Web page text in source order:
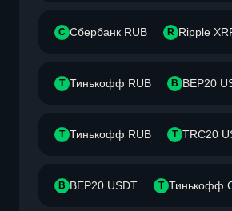
С Сбербанк RUB R Ripple
Т Тинькофф RUB B BEP20
Т Тинькофф RUB T TRC20
B BEP20 USDT Т Тинькофф